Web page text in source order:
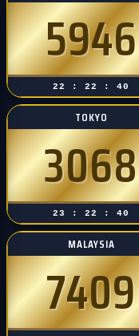
5946
22 : 22 : 39
TOKYO
3068
23 : 22 : 39
MALAYSIA
7409